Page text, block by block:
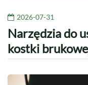
2026-07-31
Narzędzia do
kostki